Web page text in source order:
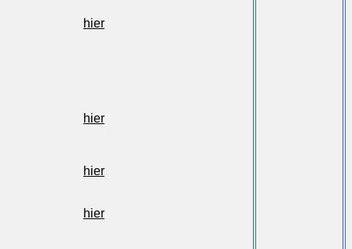
hier
hier
hier
hier